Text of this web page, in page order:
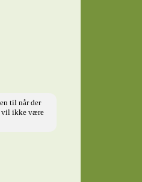
til når der
vil ikke være